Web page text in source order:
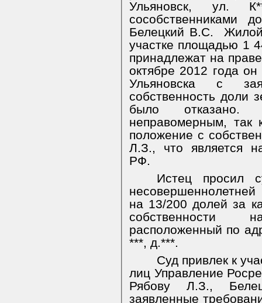
Ульяновск, ул.
сособственниками
Белецкий В.С.
участке площадью 1
принадлежат на
октябре 2012 года
Ульяновска с
собственность доли
было отказано.
неправомерным, так
положение с
Л.З., что является
РФ.
Истец просил
на 13/200 долей за
собственности
расположенный по
***, д.***.
Суд привлек к
лиц Управление
Рябову Л.З.,
заявленные